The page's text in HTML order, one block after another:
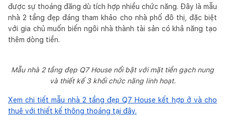
được sự thoáng đãng dù tích hợp nhiều chức năng. Đây là mẫu
nhà 2 tầng đẹp đáng tham khảo cho nhà phố đô thị, đặc biệt
với gia chủ muốn biến ngôi nhà thành tài sản có khả năng tạo
thêm dòng tiền.
Mẫu nhà 2 tầng đẹp Q7 House nổi bật với mặt tiền gạch nung
và thiết kế 3 khối chức năng linh hoạt.
Xem chi tiết mẫu nhà 2 tầng đẹp Q7 House kết hợp ở và cho
thuê với thiết kế thông thoáng tại đây.